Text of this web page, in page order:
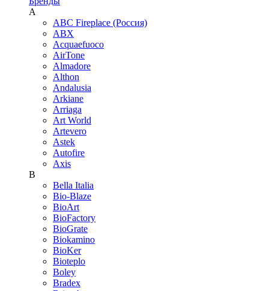
A
ABC Fireplace (Россия)
ABX
Acquaefuoco
AirTone
Almadore
Althon
Andalusia
Arkiane
Arriaga
Art World
Artevero
Astek
Autofire
Axis
B
Bella Italia
Bio-Blaze
BioArt
BioFactory
BioGrate
Biokamino
BioKer
Bioteplo
Boley
Bradex